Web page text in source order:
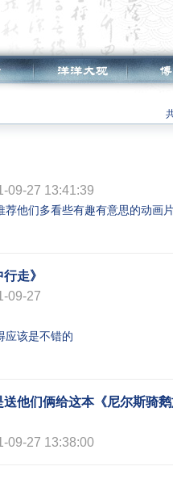
09-27 13:41:39
荐他们多看些有趣有意思的动画
走》
09-27
应该是不错的
他们俩给这本《尼尔斯骑
09-27 13:38:00